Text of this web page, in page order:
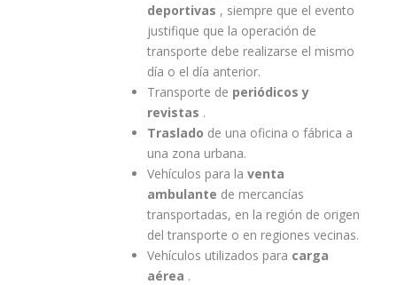
deportivas , siempre que el evento
justifique que la operación de
transporte debe realizarse el mismo
día o el día anterior.
Transporte de periódicos y
revistas .
Traslado de una oficina o fábrica a
una zona urbana.
Vehículos para la venta
ambulante de mercancías
transportadas, en la región de origen
del transporte o en regiones vecinas.
Vehículos utilizados para carga
aérea .